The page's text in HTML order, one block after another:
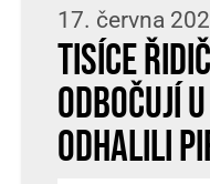
17. června
Tisíce
odbočují
odhalili